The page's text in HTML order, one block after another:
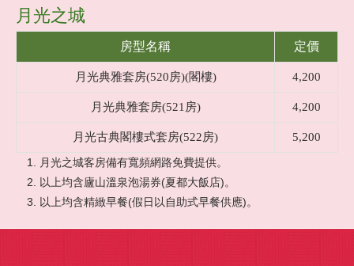
月光之城
房型名稱 定價
月光典雅套房(520房)(閣樓) 4,200
月光典雅套房(521房) 4,200
月光古典閣樓式套房(522房)
5,200
月光之城客房備有寬頻網路免費提供。
以上均含廬山溫泉泡湯券(夏都大飯店)。
以上均含精緻早餐(假日以自助式早餐供應)。